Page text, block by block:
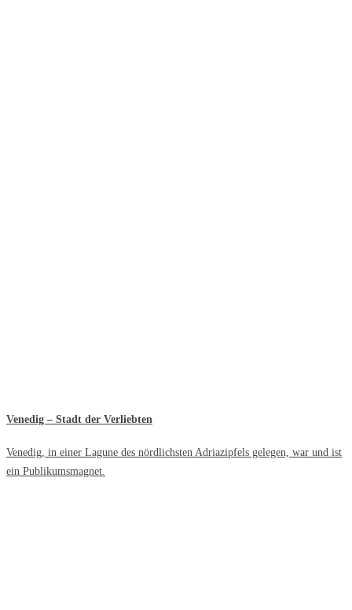
Venedig – Stadt der Verliebten
Venedig, in einer Lagune des nördlichsten Adriazipfels gelegen, war und ist
ein Publikumsmagnet.